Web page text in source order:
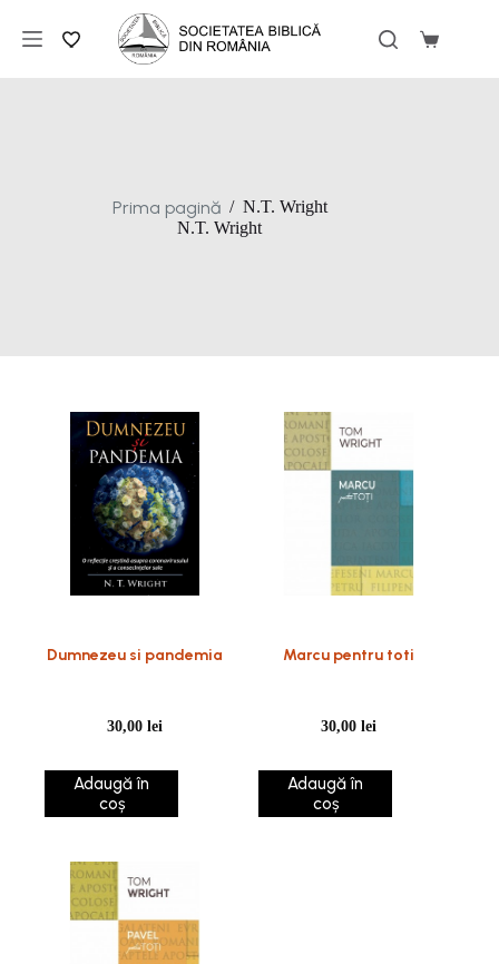
conținut
Coș
Prima pagină / N.T. Wright
N.T. Wright
Dumnezeu si pandemia
30,00lei
Adaugă în
coș
Marcu pentru toti
30,00lei
Adaugă în
coș